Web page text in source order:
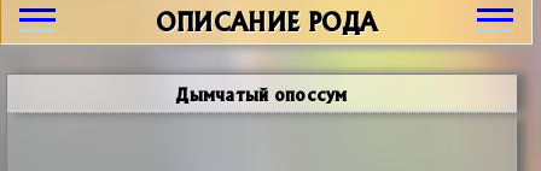
ОПИСАНИЕ РОДА
Дымчатый опоссум